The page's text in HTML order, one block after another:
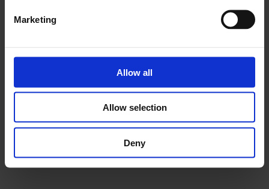
Marketing
Allow all
Allow selection
Deny